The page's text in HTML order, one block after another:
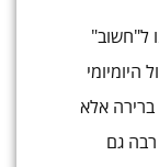
ל"חשוב"
אלא
גם